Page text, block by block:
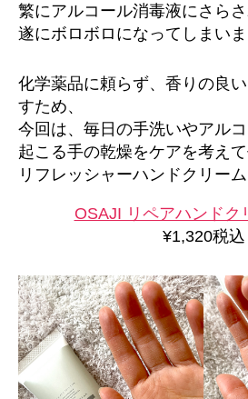
繁にアルコール消毒液にさらさ
遂にボロボロになってしまいま
化学薬品に頼らず、香りの良
すため、
今回は、毎日の手洗いやアル
起こる手の乾燥をケアを考え
リフレッシャーハンドクリー
OSAJI リペアハンド
¥1,320税込